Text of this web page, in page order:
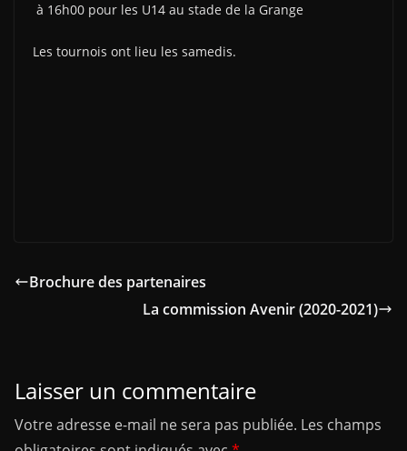
à 16h00 pour les U14 au stade de la Grange
Les tournois ont lieu les samedis.
Brochure des partenaires
La commission Avenir (2020-2021)
Laisser un commentaire
Votre adresse e-mail ne sera pas publiée. Les champs